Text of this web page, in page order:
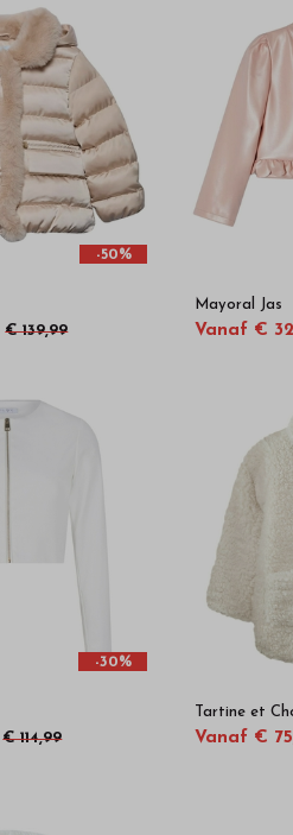
-50%
€ 139,99
Mayoral Jas
Vanaf €
-30%
€ 114,99
Tartine et
Vanaf €